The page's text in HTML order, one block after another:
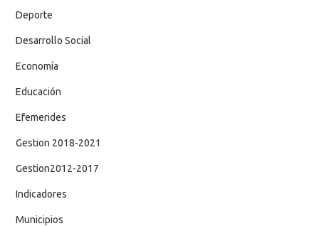
Deporte
Desarrollo Social
Economía
Educación
Efemerides
Gestion 2018-2021
Gestion2012-2017
Indicadores
Municipios